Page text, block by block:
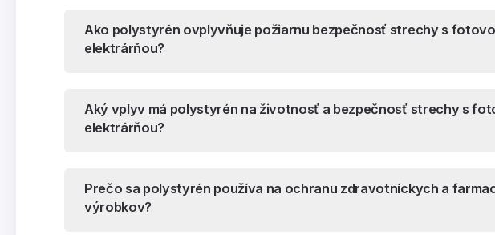
Ako polystyrén ovplyvňuje požiarnu bezpečnosť strechy s
elektrárňou?
Aký vplyv má polystyrén na životnosť a bezpečnosť strechy s
elektrárňou?
Prečo sa polystyrén používa na ochranu zdravotníckych a
výrobkov?